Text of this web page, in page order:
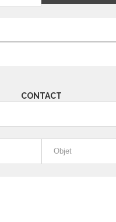
CONTACT